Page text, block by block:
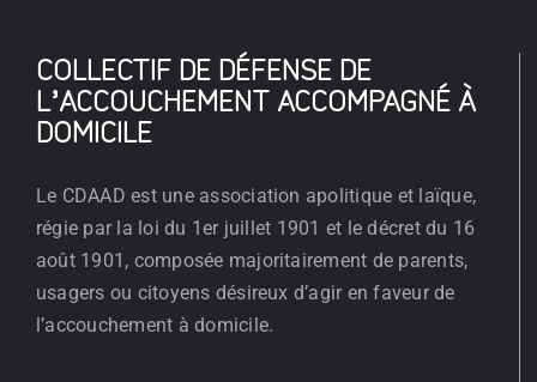
COLLECTIF DE DÉFENSE DE
L’ACCOUCHEMENT ACCOMPAGNÉ À
DOMICILE
Le CDAAD est une association apolitique et laïque,
régie par la loi du 1er juillet 1901 et le décret du 16
août 1901, composée majoritairement de parents,
usagers ou citoyens désireux d’agir en faveur de
l’accouchement à domicile.